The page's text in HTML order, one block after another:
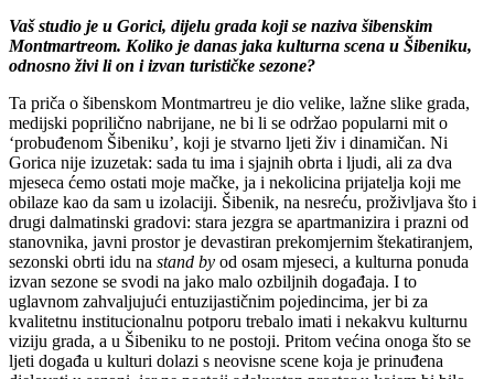
Vaš studio je u Gorici, dijelu grada koji se naziva šibenskim
Montmartreom. Koliko je danas jaka kulturna scena u Šibeniku,
odnosno živi li on i izvan turističke sezone?
Ta priča o šibenskom Montmartreu je dio velike, lažne slike grada,
medijski poprilično nabrijane, ne bi li se održao popularni mit o
‘probuđenom Šibeniku’, koji je stvarno ljeti živ i dinamičan. Ni
Gorica nije izuzetak: sada tu ima i sjajnih obrta i ljudi, ali za dva
mjeseca ćemo ostati moje mačke, ja i nekolicina prijatelja koji me
obilaze kao da sam u izolaciji. Šibenik, na nesreću, proživljava što i
drugi dalmatinski gradovi: stara jezgra se apartmanizira i prazni od
stanovnika, javni prostor je devastiran prekomjernim štekatiranjem,
sezonski obrti idu na stand by od osam mjeseci, a kulturna ponuda
izvan sezone se svodi na jako malo ozbiljnih događaja. I to
uglavnom zahvaljujući entuzijastičnim pojedincima, jer bi za
kvalitetnu institucionalnu potporu trebalo imati i nekakvu kulturnu
viziju grada, a u Šibeniku to ne postoji. Pritom većina onoga što se
ljeti događa u kulturi dolazi s neovisne scene koja je prinuđena